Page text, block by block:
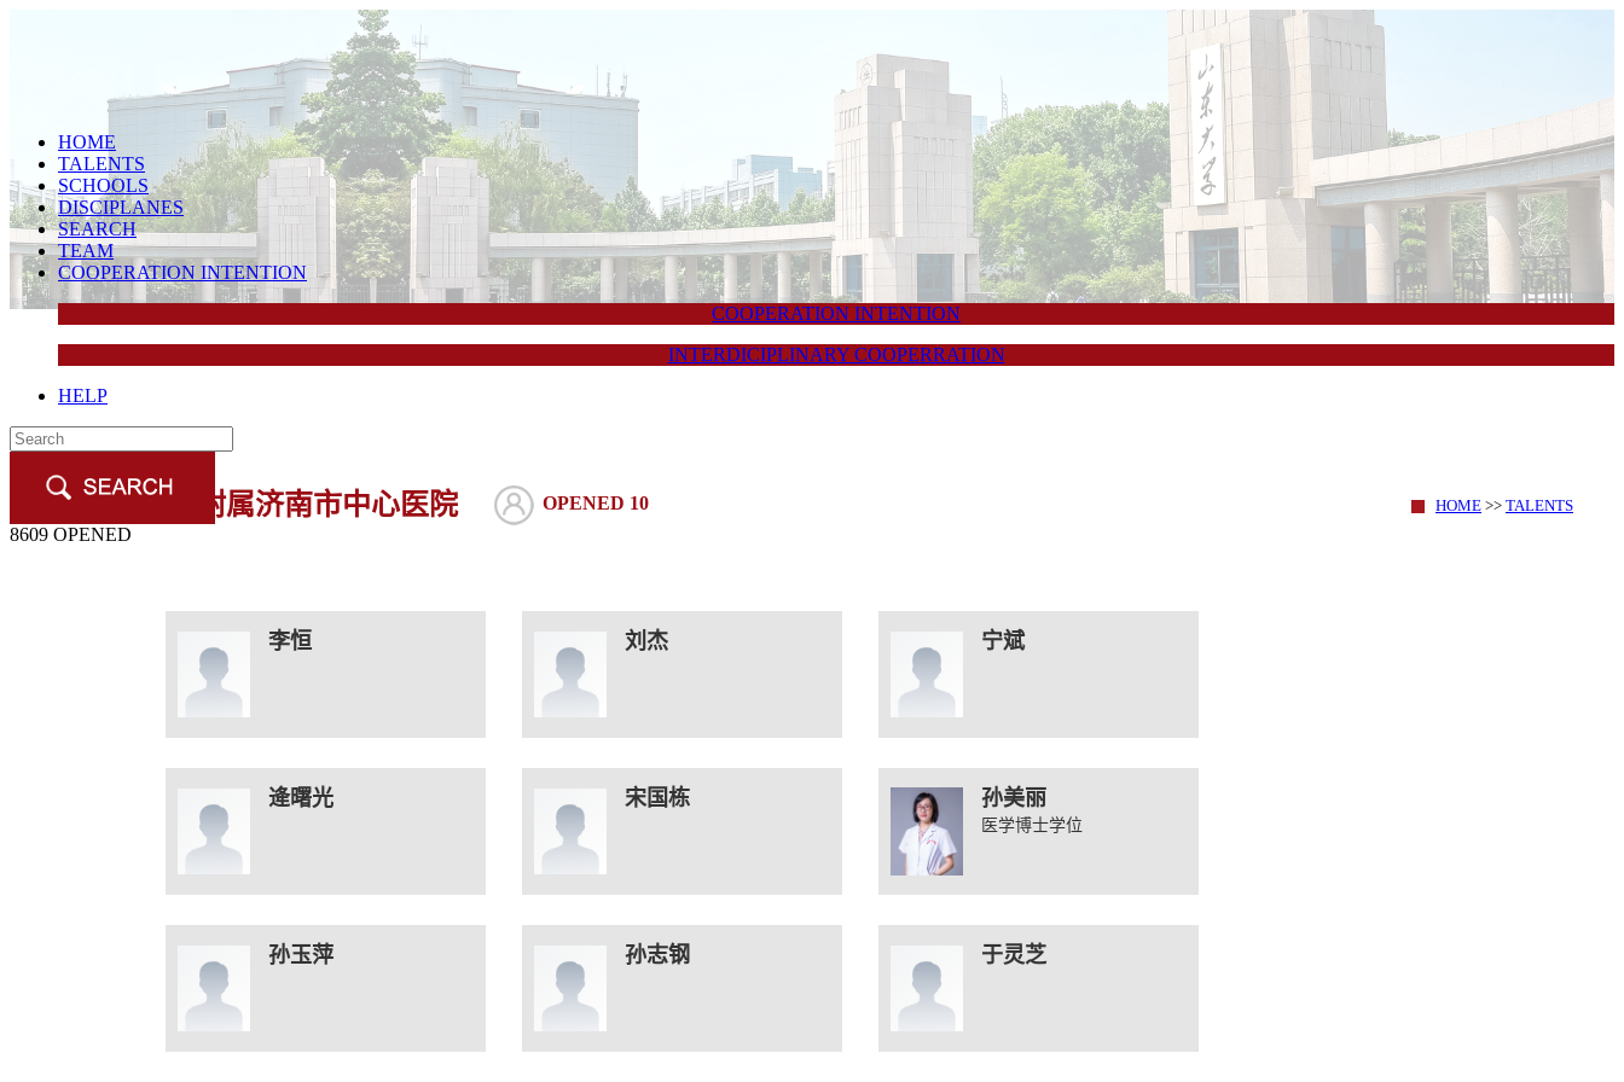
HOME
TALENTS
SCHOOLS
DISCIPLANES
SEARCH
TEAM
COOPERATION INTENTION
COOPERATION INTENTION
INTERDICIPLINARY COOPERRATION
HELP
8609 OPENED
山东大学附属济南市中心医院 OPENED 10 HOME >> TALENTS
李恒 刘杰 宁斌
逄曙光 宋国栋 孙美丽
医学博士学位
孙玉萍 孙志钢 于灵芝